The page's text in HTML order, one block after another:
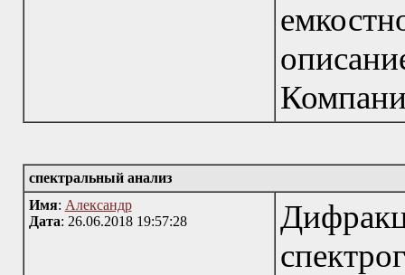
спектральный анализ
Имя: Александр
Дата: 26.06.2018 19:57:28